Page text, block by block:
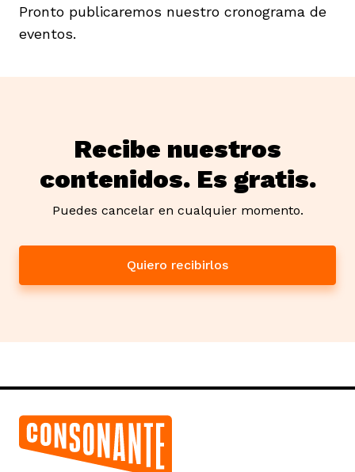
Pronto publicaremos nuestro cronograma de
eventos.
Recibe nuestros
contenidos. Es gratis.
Puedes cancelar en cualquier momento.
Quiero recibirlos